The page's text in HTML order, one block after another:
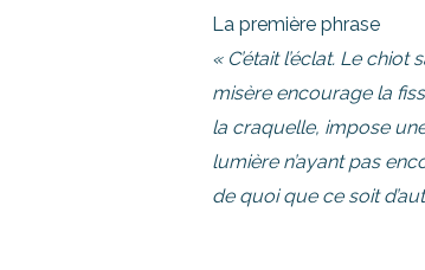
La première phrase
« C’était l’éclat. Le
misère encourage la
la craquelle, impose
lumière n’ayant pas
de quoi que ce soit